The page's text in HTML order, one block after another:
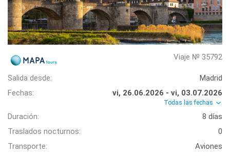
Viaje № 35792
Salida desde:
Madrid
Fechas:
vi, 26.06.2026 - vi, 03.07.2026
Todas las fechas
Duración:
8 días
Traslados nocturnos:
0
Transporte:
Aviones